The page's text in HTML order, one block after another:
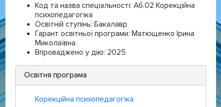
Код та назва спеціальності: А6.02 Корекційна
психопедагогіка
Освітній ступінь: Бакалавр
Гарант освітньої програми: Матющенко Ірина
Миколаївна
Впроваджено у дію: 2025
Освітня програма
Корекційна психопедагогіка